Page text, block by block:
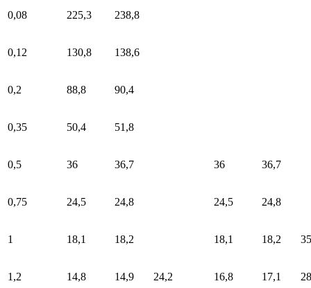
0,08 225,3 238,8
0,12 130,8 138,6
0,2 88,8 90,4
0,35 50,4 51,8
0,5 36 36,7 36 36,7
0,75 24,5 24,8 24,5 24,8
1 18,1 18,2 18,1 18,2
1,2 14,8 14,9 24,2 16,8 17,1 28